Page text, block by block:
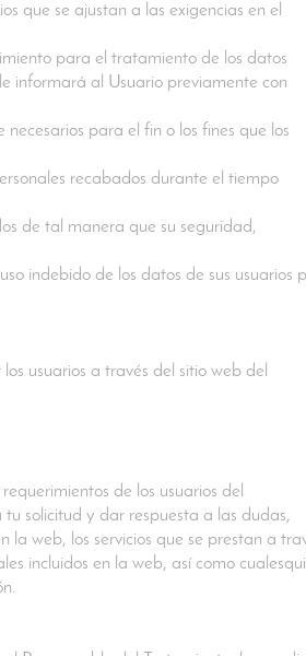
que se ajustan a las exigencias en el
para el tratamiento de los datos
informará al Usuario previamente con
para el fin o los fines que los
recabados durante el tiempo
de tal manera que su seguridad,
indebido de los datos de sus usuarios
usuarios a través del sitio web del
de los usuarios del
solicitud y dar respuesta a las dudas,
web, los servicios que se prestan a
incluidos en la web, así como